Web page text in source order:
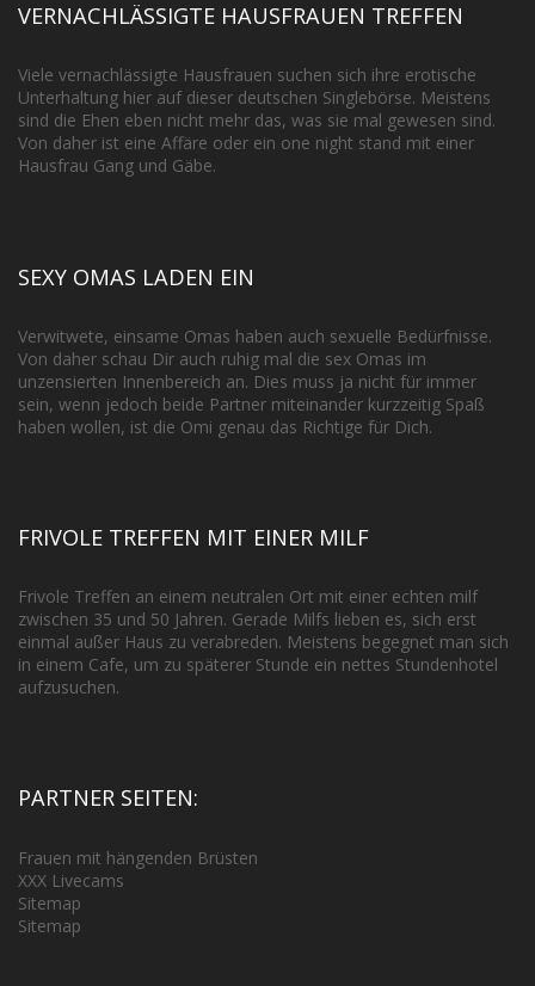
VERNACHLÄSSIGTE HAUSFRAUEN TREFFEN
Viele vernachlässigte Hausfrauen suchen sich ihre erotische
Unterhaltung hier auf dieser deutschen Singlebörse. Meistens
sind die Ehen eben nicht mehr das, was sie mal gewesen sind.
Von daher ist eine Affäre oder ein one night stand mit einer
Hausfrau Gang und Gäbe.
SEXY OMAS LADEN EIN
Verwitwete, einsame Omas haben auch sexuelle Bedürfnisse.
Von daher schau Dir auch ruhig mal die sex Omas im
unzensierten Innenbereich an. Dies muss ja nicht für immer
sein, wenn jedoch beide Partner miteinander kurzzeitig Spaß
haben wollen, ist die Omi genau das Richtige für Dich.
FRIVOLE TREFFEN MIT EINER MILF
Frivole Treffen an einem neutralen Ort mit einer echten milf
zwischen 35 und 50 Jahren. Gerade Milfs lieben es, sich erst
einmal außer Haus zu verabreden. Meistens begegnet man sich
in einem Cafe, um zu späterer Stunde ein nettes Stundenhotel
aufzusuchen.
PARTNER SEITEN:
Frauen mit hängenden Brüsten
XXX Livecams
Sitemap
Sitemap